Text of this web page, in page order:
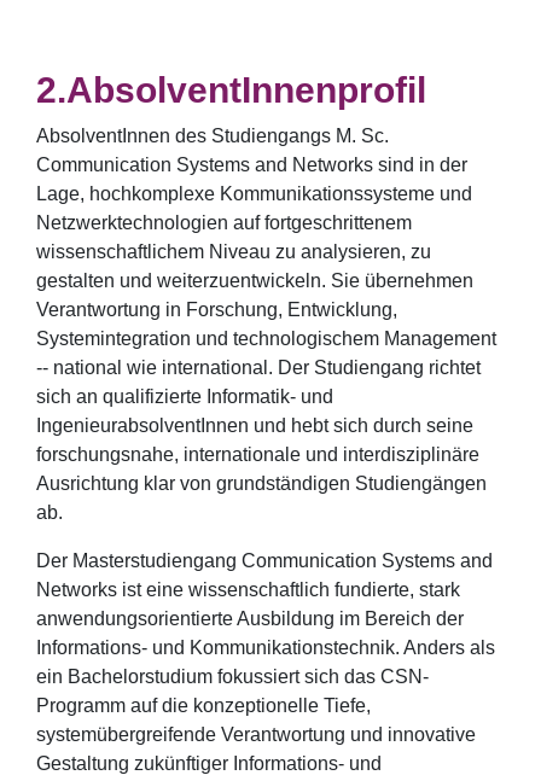
AbsolventInnenprofil
AbsolventInnen des Studiengangs M. Sc.
Communication Systems and Networks sind in der
Lage, hochkomplexe Kommunikationssysteme und
Netzwerktechnologien auf fortgeschrittenem
wissenschaftlichem Niveau zu analysieren, zu
gestalten und weiterzuentwickeln. Sie übernehmen
Verantwortung in Forschung, Entwicklung,
Systemintegration und technologischem Management
-- national wie international. Der Studiengang richtet
sich an qualifizierte Informatik- und
IngenieurabsolventInnen und hebt sich durch seine
forschungsnahe, internationale und interdisziplinäre
Ausrichtung klar von grundständigen Studiengängen
ab.
Der Masterstudiengang Communication Systems and
Networks ist eine wissenschaftlich fundierte, stark
anwendungsorientierte Ausbildung im Bereich der
Informations- und Kommunikationstechnik. Anders als
ein Bachelorstudium fokussiert sich das CSN-
Programm auf die konzeptionelle Tiefe,
systemübergreifende Verantwortung und innovative
Gestaltung zukünftiger Informations- und